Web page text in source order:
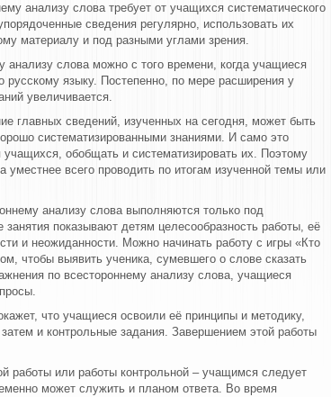
анализу слова требует от учащихся систематического
сведения регулярно, использовать их
материалу и под разными углами зрения.
анализу слова можно с того времени, когда учащиеся
русскому языку. Постепенно, по мере расширения у
увеличивается.
главных сведений, изученных на сегодня, может быть
систематизированными знаниями. И само это
учащихся, обобщать и систематизировать их. Поэтому
уместнее всего проводить по итогам изученной темы или
анализу слова выполняются только под
показывают детям целесообразность работы, её
и неожиданности. Можно начинать работу с игры «Кто
чтобы выявить ученика, сумевшего о слове сказать
по всестороннему анализу слова, учащиеся
что учащиеся освоили её принципы и методику,
и контрольные задания. Завершением этой работы
работы или работы контрольной – учащимся следует
может служить и планом ответа. Во время